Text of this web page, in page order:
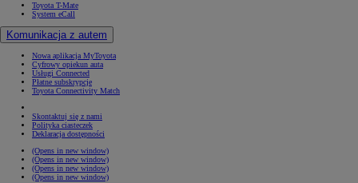
Toyota T-Mate
System eCall
Komunikacja z autem
Nowa aplikacja MyToyota
Cyfrowy opiekun auta
Usługi Connected
Płatne subskrypcje
Toyota Connectivity Match
Skontaktuj się z nami
Polityka ciasteczek
Deklaracja dostępności
(Opens in new window)
(Opens in new window)
(Opens in new window)
(Opens in new window)